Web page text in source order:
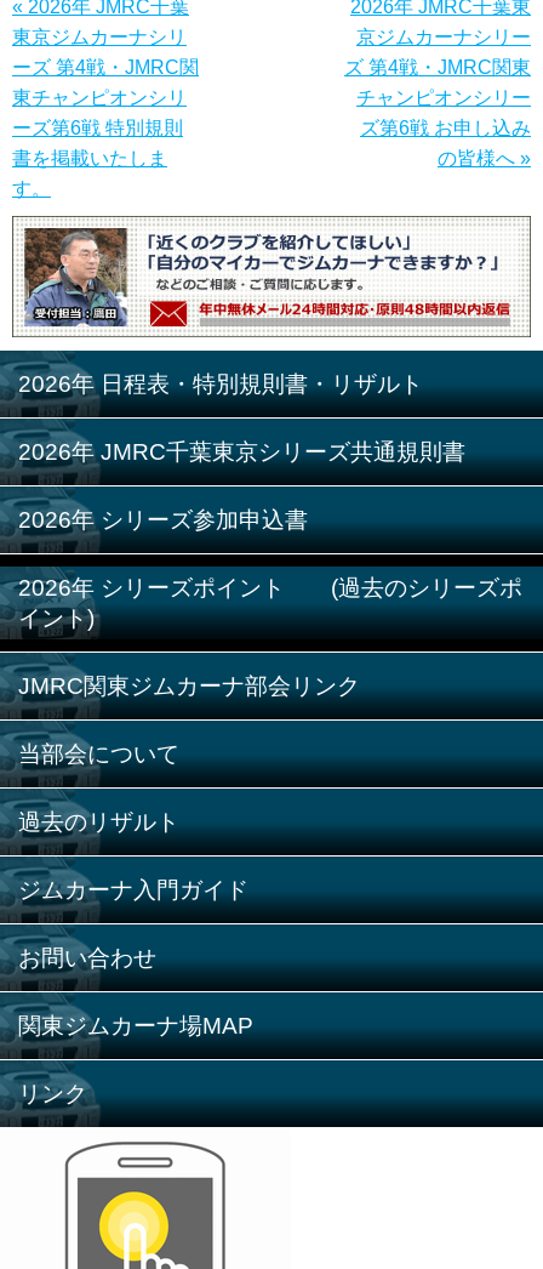
« 2026年 JMRC千葉
東京ジムカーナシリ
ーズ 第4戦・JMRC関
東チャンピオンシリ
ーズ第6戦 特別規則
書を掲載いたしま
す。
2026年 JMRC千葉東
京ジムカーナシリー
ズ 第4戦・JMRC関東
チャンピオンシリー
ズ第6戦 お申し込み
の皆様へ »
2026年 日程表・特別規則書・リザルト
2026年 JMRC千葉東京シリーズ共通規則書
2026年 シリーズ参加申込書
2026年 シリーズポイント (過去のシリーズポ
イント)
JMRC関東ジムカーナ部会リンク
当部会について
過去のリザルト
ジムカーナ入門ガイド
お問い合わせ
関東ジムカーナ場MAP
リンク